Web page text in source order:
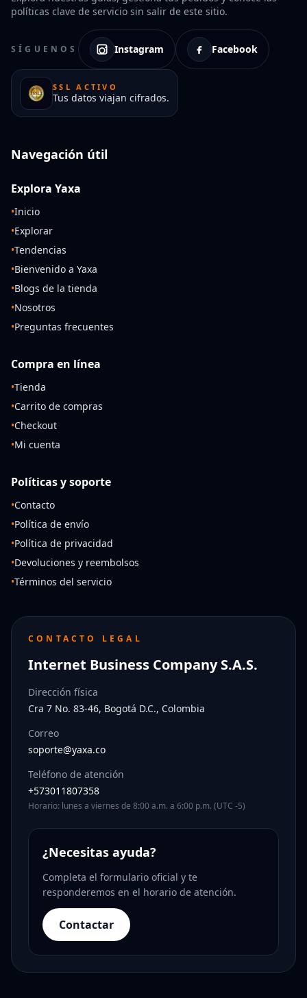
políticas clave de servicio sin salir de este sitio.
SÍGUENOS Instagram Facebook
SSL ACTIVO
Tus datos viajan cifrados.
Navegación útil
Explora Yaxa
•Inicio
•Explorar
•Tendencias
•Bienvenido a Yaxa
•Blogs de la tienda
•Nosotros
•Preguntas frecuentes
Compra en línea
•Tienda
•Carrito de compras
•Checkout
•Mi cuenta
Políticas y soporte
•Contacto
•Política de envío
•Política de privacidad
•Devoluciones y reembolsos
•Términos del servicio
CONTACTO LEGAL
Internet Business Company S.A.S.
Dirección física
Cra 7 No. 83-46, Bogotá D.C., Colombia
Correo
soporte@yaxa.co
Teléfono de atención
+573011807358
Horario: lunes a viernes de 8:00 a.m. a 6:00 p.m. (UTC -5)
¿Necesitas ayuda?
Completa el formulario oficial y te
responderemos en el horario de atención.
Contactar